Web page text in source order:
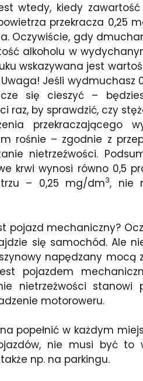
wtedy, kiedy zawartość
przekracza 0,25
Oczywiście, gdy
alkoholu w
wskazywana jest
Jeśli wydmuchasz
się cieszyć –
raz, by sprawdzić, czy
przekraczającego
rośnie – zgodnie z
nietrzeźwości.
krwi wynosi równo 0,5
– 0,25 mg/dm3, nie
pojazd mechaniczny?
się samochód. Ale
napędzany mocą
pojazdem
nietrzeźwości stanowi
motoroweru.
popełnić w każdym
nie musi być to
np. na parkingu.